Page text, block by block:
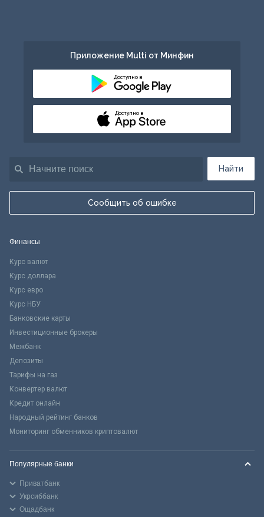
Найти
Сообщить об ошибке
Приложение Multi от Минфин
Доступно в
Доступно в
Финансы
Курс валют
Курс доллара
Курс евро
Курс НБУ
Банковские карты
Инвестиционные брокеры
Межбанк
Депозиты
Тарифы на газ
Конвертер валют
Кредит онлайн
Народный рейтинг банков
Мониторинг обменников криптовалют
Популярные банки
Приватбанк
Укрсиббанк
Ощадбанк